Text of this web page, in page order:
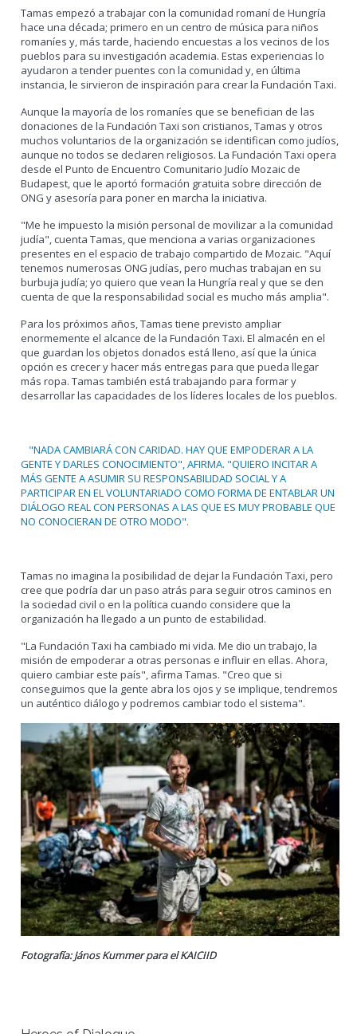
Tamas empezó a trabajar con la comunidad romaní de Hungría
hace una década; primero en un centro de música para niños
romaníes y, más tarde, haciendo encuestas a los vecinos de los
pueblos para su investigación academia. Estas experiencias lo
ayudaron a tender puentes con la comunidad y, en última
instancia, le sirvieron de inspiración para crear la Fundación Taxi.
Aunque la mayoría de los romaníes que se benefician de las
donaciones de la Fundación Taxi son cristianos, Tamas y otros
muchos voluntarios de la organización se identifican como judíos,
aunque no todos se declaren religiosos. La Fundación Taxi opera
desde el Punto de Encuentro Comunitario Judío Mozaic de
Budapest, que le aportó formación gratuita sobre dirección de
ONG y asesoría para poner en marcha la iniciativa.
"Me he impuesto la misión personal de movilizar a la comunidad
judía", cuenta Tamas, que menciona a varias organizaciones
presentes en el espacio de trabajo compartido de Mozaic. "Aquí
tenemos numerosas ONG judías, pero muchas trabajan en su
burbuja judía; yo quiero que vean la Hungría real y que se den
cuenta de que la responsabilidad social es mucho más amplia".
Para los próximos años, Tamas tiene previsto ampliar
enormemente el alcance de la Fundación Taxi. El almacén en el
que guardan los objetos donados está lleno, así que la única
opción es crecer y hacer más entregas para que pueda llegar
más ropa. Tamas también está trabajando para formar y
desarrollar las capacidades de los líderes locales de los pueblos.
"NADA CAMBIARÁ CON CARIDAD. HAY QUE EMPODERAR A LA
GENTE Y DARLES CONOCIMIENTO", AFIRMA. "QUIERO INCITAR A
MÁS GENTE A ASUMIR SU RESPONSABILIDAD SOCIAL Y A
PARTICIPAR EN EL VOLUNTARIADO COMO FORMA DE ENTABLAR UN
DIÁLOGO REAL CON PERSONAS A LAS QUE ES MUY PROBABLE QUE
NO CONOCIERAN DE OTRO MODO".
Tamas no imagina la posibilidad de dejar la Fundación Taxi, pero
cree que podría dar un paso atrás para seguir otros caminos en
la sociedad civil o en la política cuando considere que la
organización ha llegado a un punto de estabilidad.
"La Fundación Taxi ha cambiado mi vida. Me dio un trabajo, la
misión de empoderar a otras personas e influir en ellas. Ahora,
quiero cambiar este país", afirma Tamas. "Creo que si
conseguimos que la gente abra los ojos y se implique, tendremos
un auténtico diálogo y podremos cambiar todo el sistema".
Fotografía: János Kummer para el KAICIID